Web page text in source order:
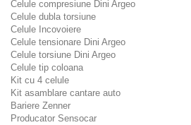
Celule compresiune Dini Argeo
Celule dubla torsiune
Celule Incovoiere
Celule tensionare Dini Argeo
Celule torsiune Dini Argeo
Celule tip coloana
Kit cu 4 celule
Kit asamblare cantare auto
Bariere Zenner
Producator Sensocar